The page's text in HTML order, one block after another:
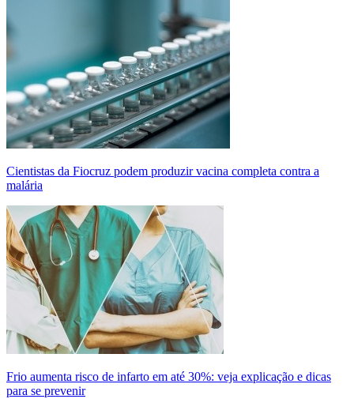
Cientistas da Fiocruz podem produzir vacina completa contra a
malária
Frio aumenta risco de infarto em até 30%: veja explicação e dicas
para se prevenir